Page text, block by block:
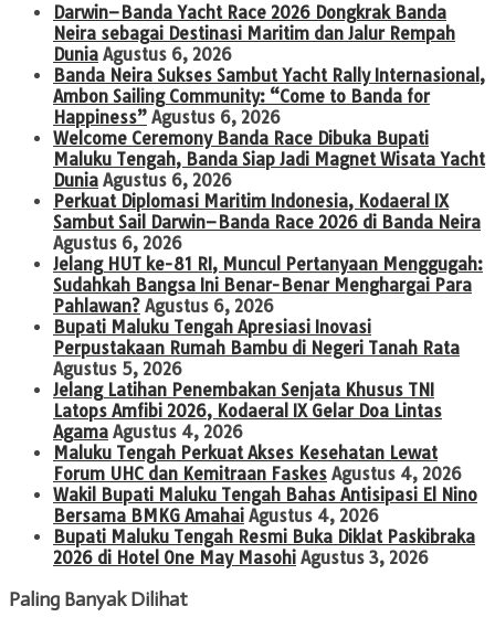
Darwin–Banda Yacht Race 2026 Dongkrak Banda
Neira sebagai Destinasi Maritim dan Jalur Rempah
Dunia Agustus 6, 2026
Banda Neira Sukses Sambut Yacht Rally Internasional,
Ambon Sailing Community: “Come to Banda for
Happiness” Agustus 6, 2026
Welcome Ceremony Banda Race Dibuka Bupati
Maluku Tengah, Banda Siap Jadi Magnet Wisata Yacht
Dunia Agustus 6, 2026
Perkuat Diplomasi Maritim Indonesia, Kodaeral IX
Sambut Sail Darwin–Banda Race 2026 di Banda Neira
Agustus 6, 2026
Jelang HUT ke-81 RI, Muncul Pertanyaan Menggugah:
Sudahkah Bangsa Ini Benar-Benar Menghargai Para
Pahlawan? Agustus 6, 2026
Bupati Maluku Tengah Apresiasi Inovasi
Perpustakaan Rumah Bambu di Negeri Tanah Rata
Agustus 5, 2026
Jelang Latihan Penembakan Senjata Khusus TNI
Latops Amfibi 2026, Kodaeral IX Gelar Doa Lintas
Agama Agustus 4, 2026
Maluku Tengah Perkuat Akses Kesehatan Lewat
Forum UHC dan Kemitraan Faskes Agustus 4, 2026
Wakil Bupati Maluku Tengah Bahas Antisipasi El Nino
Bersama BMKG Amahai Agustus 4, 2026
Bupati Maluku Tengah Resmi Buka Diklat Paskibraka
2026 di Hotel One May Masohi Agustus 3, 2026
Paling Banyak Dilihat